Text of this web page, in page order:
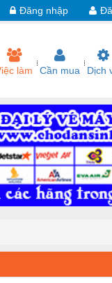
Đăng nhập
làm Cần mua Dịch